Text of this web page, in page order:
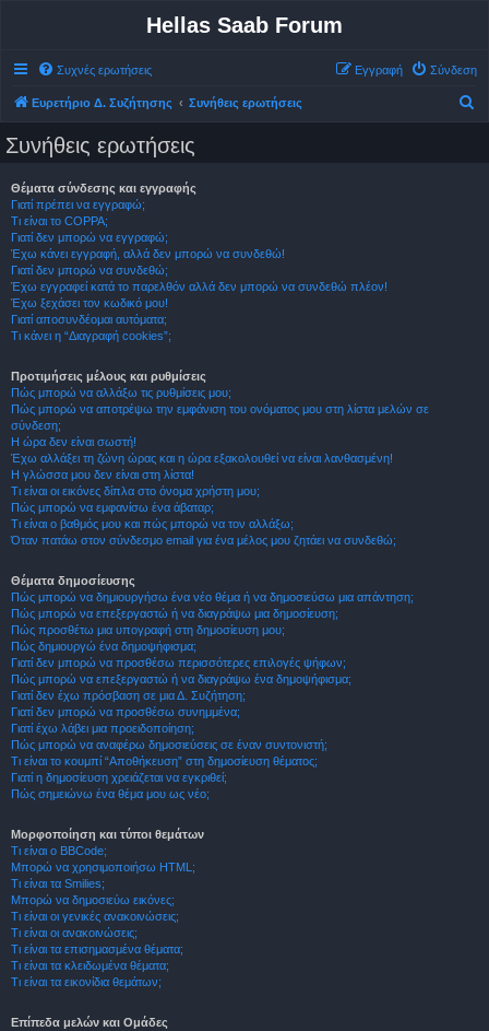
Hellas Saab Forum
Συχνές ερωτήσεις Σύνδεση
Εγγραφή
Ευρετήριο Δ. Συζήτησης Συνήθεις ερωτήσεις
Συνήθεις ερωτήσεις
Θέματα σύνδεσης και εγγραφής
Γιατί πρέπει να εγγραφώ;
Τι είναι το COPPA;
Γιατί δεν μπορώ να εγγραφώ;
Έχω κάνει εγγραφή, αλλά δεν μπορώ να συνδεθώ!
Γιατί δεν μπορώ να συνδεθώ;
Έχω εγγραφεί κατά το παρελθόν αλλά δεν μπορώ να συνδεθώ πλέον!
Έχω ξεχάσει τον κωδικό μου!
Γιατί αποσυνδέομαι αυτόματα;
Τι κάνει η “Διαγραφή cookies”;
Προτιμήσεις μέλους και ρυθμίσεις
Πώς μπορώ να αλλάξω τις ρυθμίσεις μου;
Πώς μπορώ να αποτρέψω την εμφάνιση του ονόματος μου στη λίστα μελών σε
σύνδεση;
Η ώρα δεν είναι σωστή!
Έχω αλλάξει τη ζώνη ώρας και η ώρα εξακολουθεί να είναι λανθασμένη!
Η γλώσσα μου δεν είναι στη λίστα!
Τι είναι οι εικόνες δίπλα στο όνομα χρήστη μου;
Πώς μπορώ να εμφανίσω ένα άβαταρ;
Τι είναι ο βαθμός μου και πώς μπορώ να τον αλλάξω;
Όταν πατάω στον σύνδεσμο email για ένα μέλος μου ζητάει να συνδεθώ;
Θέματα δημοσίευσης
Πώς μπορώ να δημιουργήσω ένα νέο θέμα ή να δημοσιεύσω μια απάντηση;
Πώς μπορώ να επεξεργαστώ ή να διαγράψω μια δημοσίευση;
Πώς προσθέτω μια υπογραφή στη δημοσίευση μου;
Πώς δημιουργώ ένα δημοψήφισμα;
Γιατί δεν μπορώ να προσθέσω περισσότερες επιλογές ψήφων;
Πώς μπορώ να επεξεργαστώ ή να διαγράψω ένα δημοψήφισμα;
Γιατί δεν έχω πρόσβαση σε μια Δ. Συζήτηση;
Γιατί δεν μπορώ να προσθέσω συνημμένα;
Γιατί έχω λάβει μια προειδοποίηση;
Πώς μπορώ να αναφέρω δημοσιεύσεις σε έναν συντονιστή;
Τι είναι το κουμπί “Αποθήκευση” στη δημοσίευση θέματος;
Γιατί η δημοσίευση χρειάζεται να εγκριθεί;
Πώς σημειώνω ένα θέμα μου ως νέο;
Μορφοποίηση και τύποι θεμάτων
Τι είναι ο BBCode;
Μπορώ να χρησιμοποιήσω HTML;
Τι είναι τα Smilies;
Μπορώ να δημοσιεύω εικόνες;
Τι είναι οι γενικές ανακοινώσεις;
Τι είναι οι ανακοινώσεις;
Τι είναι τα επισημασμένα θέματα;
Τι είναι τα κλειδωμένα θέματα;
Τι είναι τα εικονίδια θεμάτων;
Επίπεδα μελών και Ομάδες